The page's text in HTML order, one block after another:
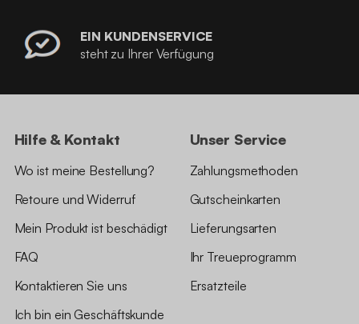
EIN KUNDENSERVICE
steht zu Ihrer Verfügung
Hilfe & Kontakt
Wo ist meine Bestellung?
Retoure und Widerruf
Mein Produkt ist beschädigt
FAQ
Kontaktieren Sie uns
Ich bin ein Geschäftskunde
Unser Service
Zahlungsmethoden
Gutscheinkarten
Lieferungsarten
Ihr Treueprogramm
Ersatzteile